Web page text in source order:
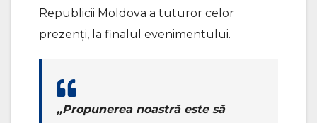
Republicii Moldova a tuturor celor
prezenți, la finalul evenimentului.
„Propunerea noastră este să